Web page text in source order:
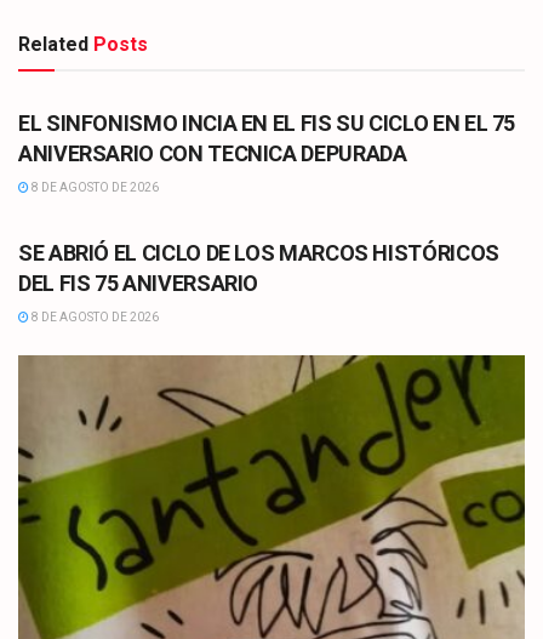
Related Posts
CULTURA
EL SINFONISMO INCIA EN EL FIS SU CICLO EN EL 75
ANIVERSARIO CON TECNICA DEPURADA
8 DE AGOSTO DE 2026
SE ABRIÓ EL CICLO DE LOS MARCOS HISTÓRICOS
DEL FIS 75 ANIVERSARIO
8 DE AGOSTO DE 2026